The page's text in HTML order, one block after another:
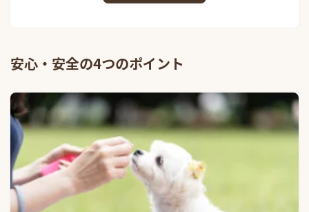
安心・安全の4つのポイント